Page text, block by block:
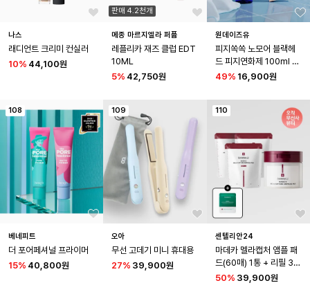
나스
래디언트 크리미 컨실러
10% 44,100원
판매 4.2천개
메종 마르지엘라 퍼퓸
레플리카 재즈 클럽 EDT
10ML
5% 42,750원
원데이즈유
피지쏙쏙 노모어 블랙헤
드 피지연화제 100ml 스
페셜세트
49% 16,900원
108
베네피트
더 포어페셔널 프라이머
15% 40,800원
109
오아
무선 고데기 미니 휴대용
27% 39,900원
110
센텔리안24
마데카 멜라캡처 앰플 패
드(60매) 1통 + 리필 3팩
(모공 앰플패드 체험용2
50% 39,900원